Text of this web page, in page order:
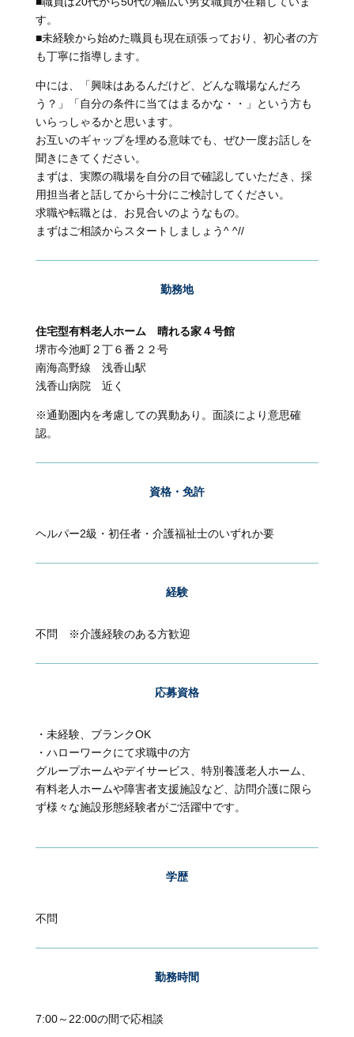
す。
■未経験から始めた職員も現在頑張っており、初心者の方
も丁寧に指導します。
中には、「興味はあるんだけど、どんな職場なんだろ
う？」「自分の条件に当てはまるかな・・」という方も
いらっしゃるかと思います。
お互いのギャップを埋める意味でも、ぜひ一度お話しを
聞きにきてください。
まずは、実際の職場を自分の目で確認していただき、採
用担当者と話してから十分にご検討してください。
求職や転職とは、お見合いのようなもの。
まずはご相談からスタートしましょう^ ^//
勤務地
住宅型有料老人ホーム 晴れる家４号館
堺市今池町２丁６番２２号
南海高野線 浅香山駅
浅香山病院 近く
※通勤圏内を考慮しての異動あり。面談により意思確
認。
資格・免許
ヘルパー2級・初任者・介護福祉士のいずれか要
経験
不問 ※介護経験のある方歓迎
応募資格
・未経験、ブランクOK
・ハローワークにて求職中の方
グループホームやデイサービス、特別養護老人ホーム、
有料老人ホームや障害者支援施設など、訪問介護に限ら
ず様々な施設形態経験者がご活躍中です。
学歴
不問
勤務時間
7:00～22:00の間で応相談